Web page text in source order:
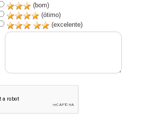
(bom)
(ótimo)
(excelente)